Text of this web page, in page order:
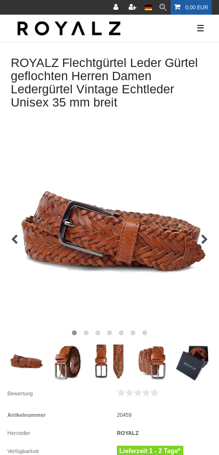
0,00 EUR
☰
ROYALZ Flechtgürtel Leder Gürtel
geflochten Herren Damen
Ledergürtel Vintage Echtleder
Unisex 35 mm breit
Bewertung
Artikelnummer 20459
Hersteller ROYALZ
Verfügbarkeit Lieferzeit 1 - 2 Tage*